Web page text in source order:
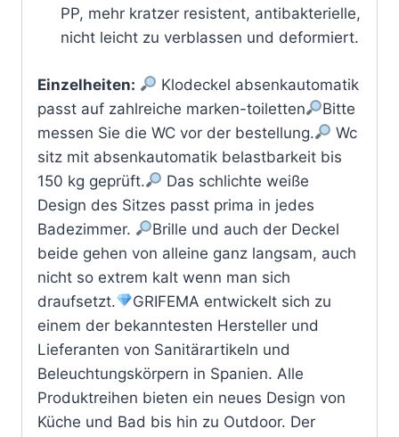
PP, mehr kratzer resistent, antibakterielle,
nicht leicht zu verblassen und deformiert.
Einzelheiten:
Klodeckel absenkautomatik
passt auf zahlreiche marken-toiletten
Bitte
messen Sie die WC vor der bestellung.
Wc
sitz mit absenkautomatik belastbarkeit bis
150 kg geprüft.
Das schlichte weiße
Design des Sitzes passt prima in jedes
Badezimmer.
Brille und auch der Deckel
beide gehen von alleine ganz langsam, auch
nicht so extrem kalt wenn man sich
draufsetzt.
GRIFEMA entwickelt sich zu
einem der bekanntesten Hersteller und
Lieferanten von Sanitärartikeln und
Beleuchtungskörpern in Spanien. Alle
Produktreihen bieten ein neues Design von
Küche und Bad bis hin zu Outdoor. Der